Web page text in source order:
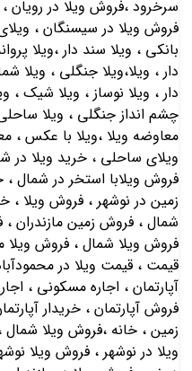
سرخرود ،فروش ویلا در
فروش ویلا در سیسنگان ،
بانکی ، ویلا سند دار ،ویلا
دار ، ویلا،ویلا جنگلی ، ویلا
دار ، ویلا نوساز ، ویلا شیک ،
چشم انداز جنگلی ، ویلا ساحلی
معاوضه ویلا ،ویلا با عکس ،
ويلاي ساحلي ، خريد ويلا در
فروش ويلابا استخر در شمال ،
زمين در نوشهر ، فروش ويلا ،
شمال ، فروش زمين مازندران ،
فروش ويلا شمال ، فروش ويلا
قیمت ، قیمت ویلا در
آپارتمان ، اجاره مسكوني ،
فروش آپارتمان ، خريدار
زمين ، خانه ،فروش ویلا
ویلا در نوشهر ، فروش ویلا